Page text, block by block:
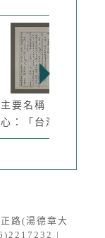
主要名稱：文化點
心：「台灣式...
路(湯德章大
|